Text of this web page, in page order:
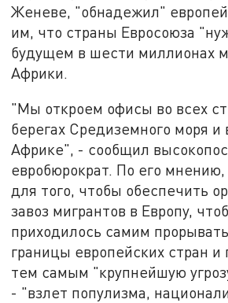
Женеве, "обнадежил"
им, что страны Евросоюза
будущем в шести миллионах
Африки.
"Мы откроем офисы во всех
берегах Средиземного моря и
Африке", - сообщил
евробюрократ. По его
для того, чтобы обеспечить
завоз мигрантов в Европу,
приходилось самим
границы европейских стран и
тем самым "крупнейшую
- "взлет популизма,